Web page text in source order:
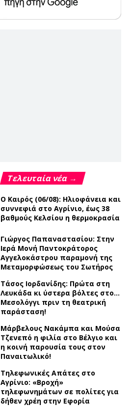
Τελευταία νέα →
Ο Καιρός (06/08): Ηλιοφάνεια και
συννεφιά στο Αγρίνιο, έως 38
βαθμούς Κελσίου η θερμοκρασία
Γιώργος Παπαναστασίου: Στην
Ιερά Μονή Παντοκράτορος
Αγγελοκάστρου παραμονή της
Μεταμορφώσεως του Σωτήρος
Τάσος Ιορδανίδης: Πρώτα στη
Λευκάδα κι ύστερα βόλτες στο…
Μεσολόγγι πριν τη θεατρική
παράσταση!
Μάρβελους Νακάμπα και Μούσα
Τζενεπό η φιλία στο Βέλγιο και
η κοινή παρουσία τους στον
Παναιτωλικό!
Τηλεφωνικές Απάτες στο
Αγρίνιο: «Βροχή»
τηλεφωνημάτων σε πολίτες για
δήθεν χρέη στην Εφορία